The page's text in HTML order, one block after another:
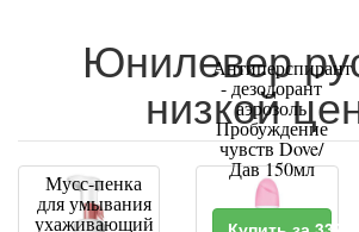
Юнилевер
низкой
Мусс-пенка
для умывания
ухаживающий
Антиперспирант
- дезодорант
аэрозоль
Пробуждение
чувств Dove/
Дав 150мл